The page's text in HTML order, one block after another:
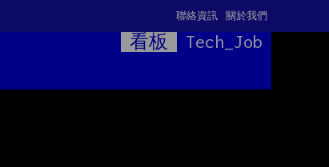
關於我們
聯絡資訊
看板
Tech_Job